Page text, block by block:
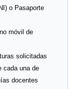
o Pasaporte
móvil de
solicitadas
cada una de
docentes